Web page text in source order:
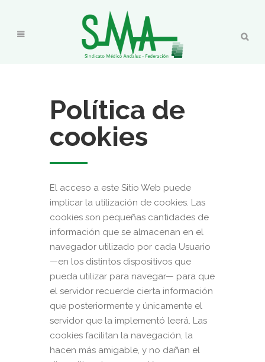
Política de
cookies
El acceso a este Sitio Web puede
implicar la utilización de cookies. Las
cookies son pequeñas cantidades de
información que se almacenan en el
navegador utilizado por cada Usuario
—en los distintos dispositivos que
pueda utilizar para navegar— para que
el servidor recuerde cierta información
que posteriormente y únicamente el
servidor que la implementó leerá. Las
cookies facilitan la navegación, la
hacen más amigable, y no dañan el